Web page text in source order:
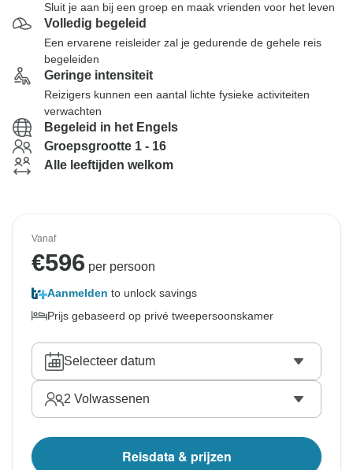
Sluit je aan bij een groep en maak vrienden voor het leven
Volledig begeleid
Een ervarene reisleider zal je gedurende de gehele reis
begeleiden
Geringe intensiteit
Reizigers kunnen een aantal lichte fysieke activiteiten
verwachten
Begeleid in het Engels
Groepsgrootte 1 - 16
Alle leeftijden welkom
Vanaf
€596 per persoon
Aanmelden to unlock savings
Prijs gebaseerd op privé tweepersoonskamer
Selecteer datum
2 Volwassenen
Reisdata & prijzen